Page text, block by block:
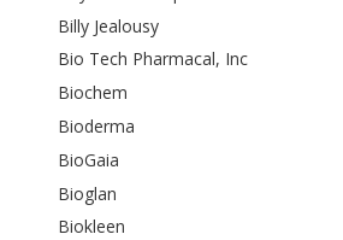
Billy Jealousy
Bio Tech Pharmacal, Inc
Biochem
Bioderma
BioGaia
Bioglan
Biokleen